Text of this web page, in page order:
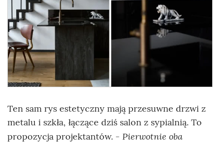
Ten sam rys estetyczny mają przesuwne drzwi z
metalu i szkła, łączące dziś salon z sypialnią. To
propozycja projektantów. - Pierwotnie oba